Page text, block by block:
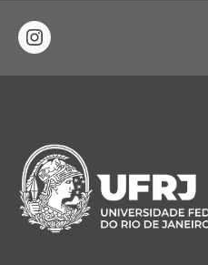
instagram